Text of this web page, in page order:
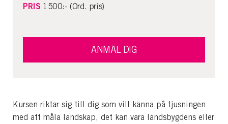
Kursen riktar sig till dig som vill känna på tjusningen
med att måla landskap, det kan vara landsbygdens eller
PRIS 1500:- (Ord. pris)
ANMÄL DIG